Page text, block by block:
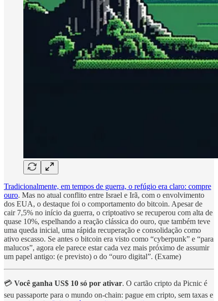
Tradicionalmente, em tempos de guerra, o refúgio era claro: compre
ouro. Mas no atual conflito entre Israel e Irã, com o envolvimento
dos EUA, o destaque foi o comportamento do bitcoin. Apesar de
cair 7,5% no início da guerra, o criptoativo se recuperou com alta de
quase 10%, espelhando a reação clássica do ouro, que também teve
uma queda inicial, uma rápida recuperação e consolidação como
ativo escasso. Se antes o bitcoin era visto como “cyberpunk” e “para
malucos”, agora ele parece estar cada vez mais próximo de assumir
um papel antigo: (e previsto) o do “ouro digital”. (Exame)
💳 Você ganha US$ 10 só por ativar. O cartão cripto da Picnic é
seu passaporte para o mundo on-chain: pague em cripto, sem taxas e